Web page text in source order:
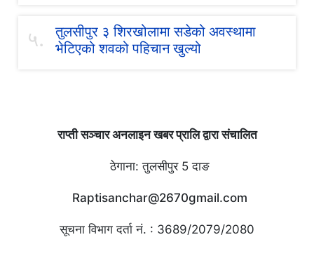
५.
तुलसीपुर ३ शिरखोलामा सडेको अवस्थामा
भेटिएको शवको पहिचान खुल्यो
राप्ती सञ्चार अनलाइन खबर प्रालि द्वारा संचालित
ठेगाना: तुलसीपुर 5 दाङ
Raptisanchar@2670gmail.com
सूचना विभाग दर्ता नं. : 3689/2079/2080